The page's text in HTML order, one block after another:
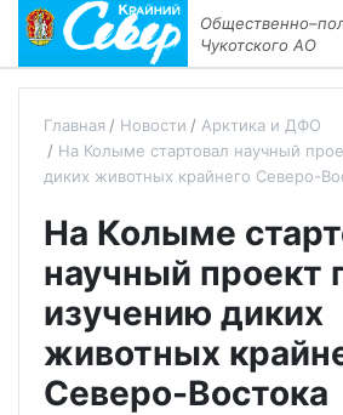
Чукотского АО
Главная Новости
Арктика и ДФО
На Колыме стартовал научный
диких животных крайнего Северо-
На Колыме
научный проект
изучению диких
животных
Северо-Востока